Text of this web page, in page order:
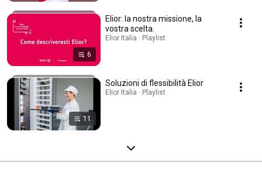
6
Elior: la nostra missione, la
vostra scelta.
Elior Italia · Playlist
11
Soluzioni di flessibilità Elior
Elior Italia · Playlist